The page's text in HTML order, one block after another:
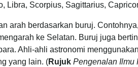
Libra, Scorpius, Sagittarius,
arah berdasarkan buruj.
ke Selatan. Buruj juga
Ahli-ahli astronomi
yang lain. (Rujuk Pengenalan Ilmu